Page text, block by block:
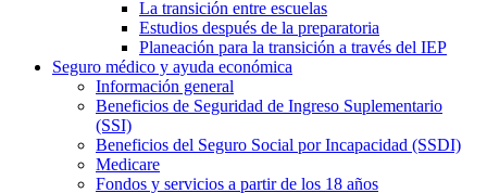
La transición entre escuelas
Estudios después de la preparatoria
Planeación para la transición a través del IEP
Seguro médico y ayuda económica
Información general
Beneficios de Seguridad de Ingreso Suplementario
(SSI)
Beneficios del Seguro Social por Incapacidad (SSDI)
Medicare
Fondos y servicios a partir de los 18 años